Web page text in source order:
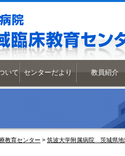
いて センターだより 教員紹介
教育センター > 筑波大学附属病院 茨城県地